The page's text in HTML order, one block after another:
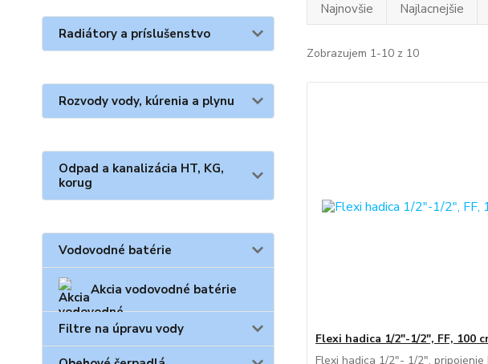
Radiátory a príslušenstvo
Rozvody vody, kúrenia a plynu
Odpad a kanalizácia HT, KG,
korug
Vodovodné batérie
Akcia vodovodné batérie
Filtre na úpravu vody
Najnovšie Najlacnejšie
Zobrazujem 1-10 z 10
Flexi hadica 1/2"-1/2", FF, 100
Flexi hadica 1/2"- 1/2", pripojenie